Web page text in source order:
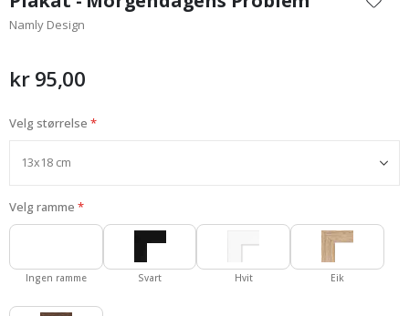
begynnelsen
av
Namly Design
kr 95,00
Velg størrelse
Velg ramme
Ingen ramme Svart Hvit Eik